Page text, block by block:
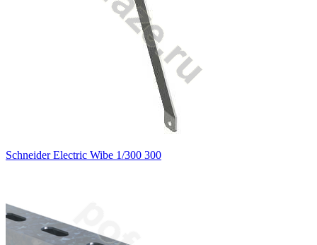
Schneider Electric Wibe 1/300 300